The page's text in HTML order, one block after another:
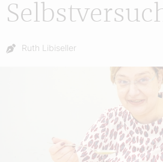
Autor:
Ruth Libiseller